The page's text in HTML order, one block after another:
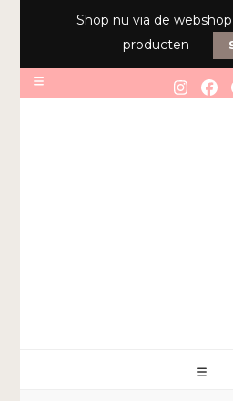
Shop nu via de
producten